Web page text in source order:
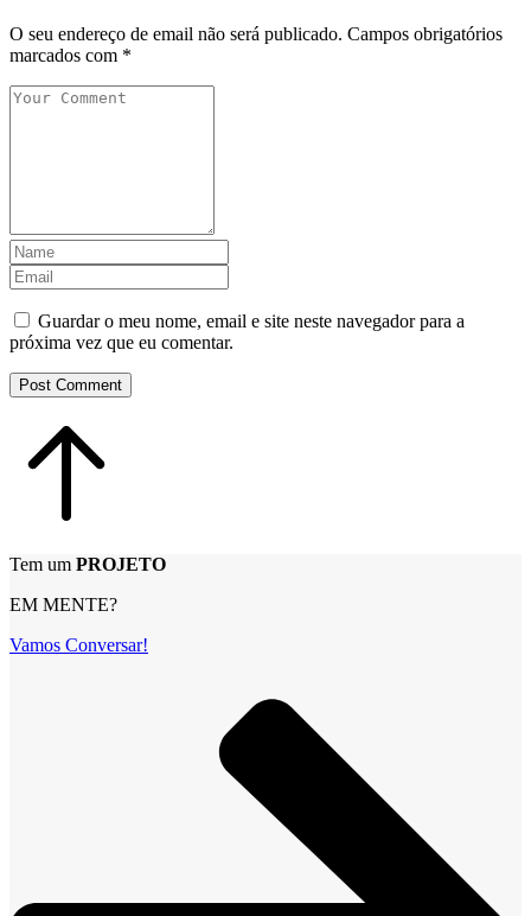
O seu endereço de email não será publicado. Campos obrigatórios
marcados com *
Guardar o meu nome, email e site neste navegador para a
próxima vez que eu comentar.
Post Comment
Tem um PROJETO
EM MENTE?
Vamos Conversar!